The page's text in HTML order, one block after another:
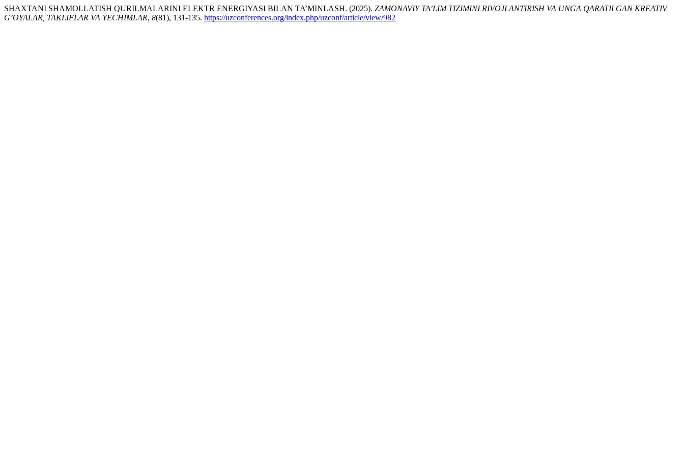
SHAXTANI SHAMOLLATISH QURILMALARINI ELEKTR ENERGIYASI BILAN TA’MINLASH. (2025). ZAMONAVIY TA’LIM TIZIMINI RIVOJLANTIRISH VA UNGA QARATILGAN KREATIV
G’OYALAR, TAKLIFLAR VA YECHIMLAR, 8(81), 131-135. https://uzconferences.org/index.php/uzconf/article/view/982